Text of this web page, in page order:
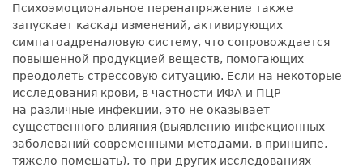
Психоэмоциональное перенапряжение также
запускает каскад изменений, активирующих
симпатоадреналовую систему, что сопровождается
повышенной продукцией веществ, помогающих
преодолеть стрессовую ситуацию. Если на некоторые
исследования крови, в частности ИФА и ПЦР
на различные инфекции, это не оказывает
существенного влияния (выявлению инфекционных
заболеваний современными методами, в принципе,
тяжело помешать), то при других исследованиях